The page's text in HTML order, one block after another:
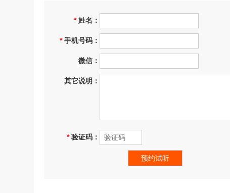
*姓名：
*手机号码：
微信：
其它说明：
*验证码：